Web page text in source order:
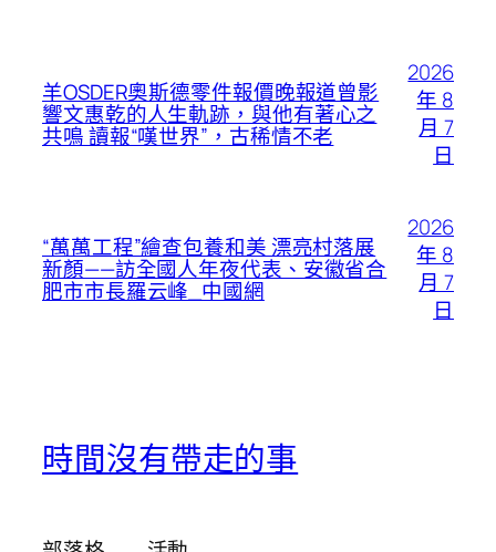
羊OSDER奧斯德零件報價晚報道曾影
響文惠乾的人生軌跡，與他有著心之
共鳴 讀報“嘆世界”，古稀情不老
2026
年 8
月 7
日
“萬萬工程”繪查包養和美 漂亮村落展
新顏——訪全國人年夜代表、安徽省合
肥市市長羅云峰_中國網
2026
年 8
月 7
日
時間沒有帶走的事